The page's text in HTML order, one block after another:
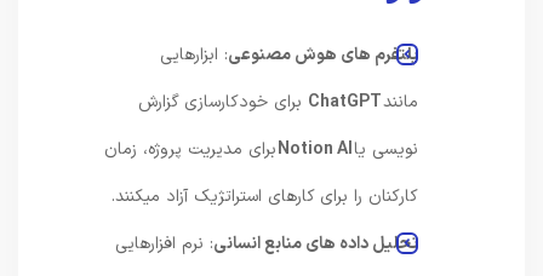
پلتفرم های هوش مصنوعی: ابزارهایی
مانندChatGPT برای خودکارسازی گزارش
نویسی یاNotion AIبرای مدیریت پروژه، زمان
کارکنان را برای کارهای استراتژیک آزاد میکنند.
تحلیل داده های منابع انسانی: نرم افزارهایی